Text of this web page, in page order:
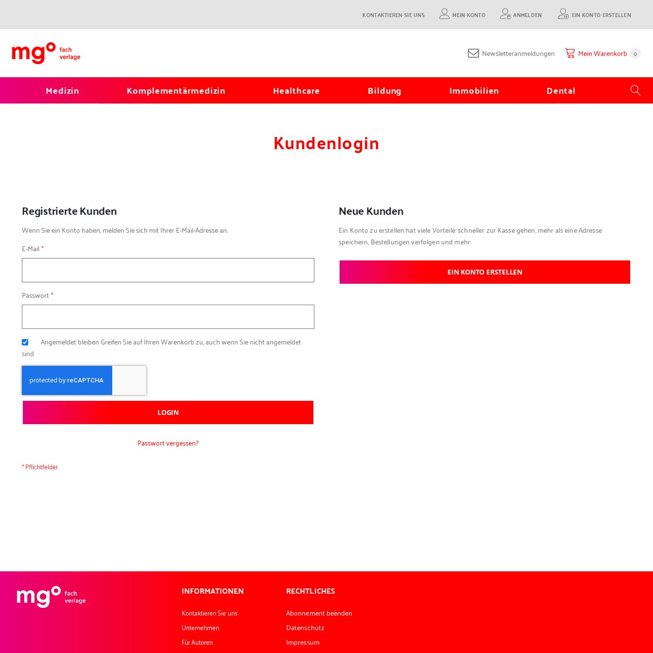
KONTAKTIEREN SIE UNS MEIN KONTO ANMELDEN EIN KONTO ERSTELLEN
Newsletteranmeldungen Mein Warenkorb 0
Medizin Komplementärmedizin Healthcare Bildung Immobilien Dental
Kundenlogin
Registrierte Kunden
Wenn Sie ein Konto haben, melden Sie sich mit Ihrer E-Mail-Adresse an.
E-Mail
Passwort
Angemeldet bleiben Greifen Sie auf Ihren Warenkorb zu, auch wenn Sie nicht angemeldet
sind
LOGIN
Passwort vergessen?
Neue Kunden
Ein Konto zu erstellen hat viele Vorteile: schneller zur Kasse gehen, mehr als eine Adresse
speichern, Bestellungen verfolgen und mehr.
EIN KONTO ERSTELLEN
INFORMATIONEN
Kontaktieren Sie uns
Unternehmen
Für Autoren
RECHTLICHES
Abonnement beenden
Datenschutz
Impressum